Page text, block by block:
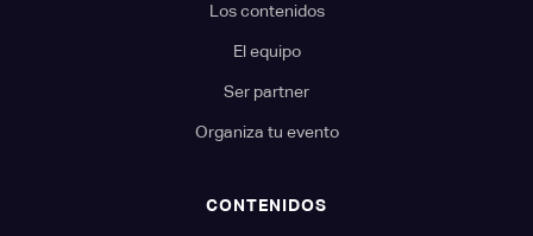
Los contenidos
El equipo
Ser partner
Organiza tu evento
CONTENIDOS